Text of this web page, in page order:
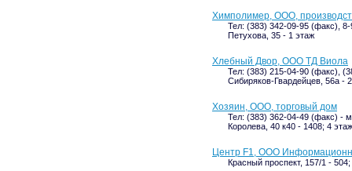
Химполимер, ООО,
Тел: (383) 342-09-95 (факс),
Петухова, 35 - 1 этаж
Хлебный Двор, ООО ТД Виола
Тел: (383) 215-04-90 (факс),
Сибиряков-Гвардейцев, 56а -
Хозяин, ООО, торговый дом
Тел: (383) 362-04-49 (факс) -
Королева, 40 к40 - 1408; 4 этаж
Центр F1, ООО
Красный проспект, 157/1 -